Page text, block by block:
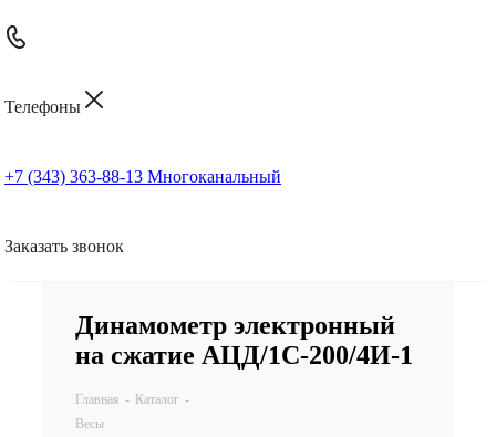
Телефоны
+7 (343) 363-88-13 Многоканальный
Заказать звонок
Динамометр электронный
на сжатие АЦД/1С-200/4И-1
Главная - Каталог -
Весы